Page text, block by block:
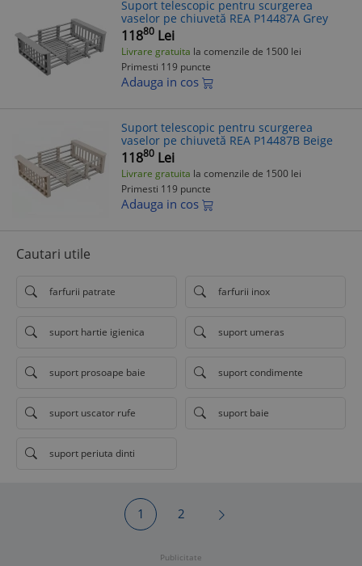
Suport telescopic pentru scurgerea
vaselor pe chiuvetă REA P14487A Grey
11880 Lei
Livrare gratuita la comenzile de 1500 lei
Primesti 119 puncte
Adauga in cos
Suport telescopic pentru scurgerea
vaselor pe chiuvetă REA P14487B Beige
11880 Lei
Livrare gratuita la comenzile de 1500 lei
Primesti 119 puncte
Adauga in cos
Cautari utile
farfurii patrate farfurii inox
suport hartie igienica suport umeras
suport prosoape baie suport condimente
suport uscator rufe suport baie
suport periuta dinti
1 2
Publicitate